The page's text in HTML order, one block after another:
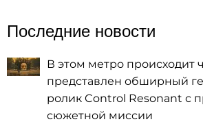
Последние новости
В этом метро происходит
представлен обширный
ролик Control Resonant с
сюжетной миссии